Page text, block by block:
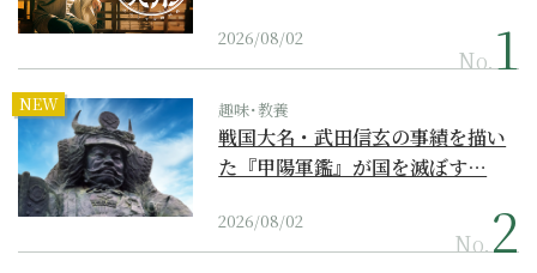
2026/08/02
No.
NEW 趣味･教養
戦国大名・武田信玄の事績を描い
た『甲陽軍鑑』が国を滅ぼす…
2026/08/02
No.